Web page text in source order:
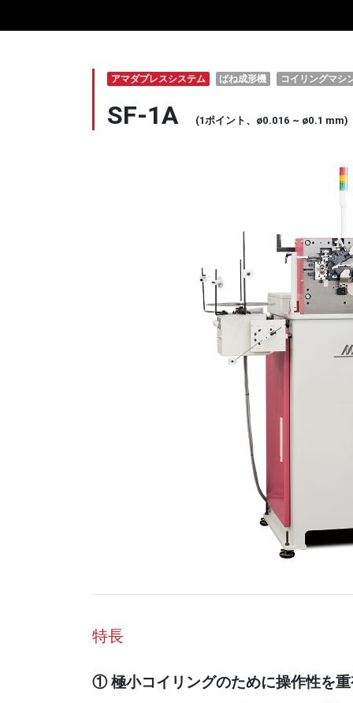
アマダプレスシステム ばね成形機 コイリングマシ
SF-1A (1ポイント、ø0.016 ~ ø0.1 mm)
特長
① 極小コイリングのために操作性を